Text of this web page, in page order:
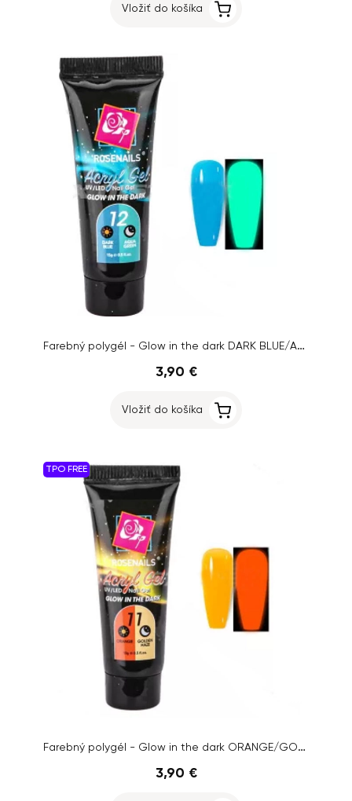
Vložiť do košíka
Farebný polygél - Glow in the dark DARK BLUE/AQUA GREEN č.12, 15g
3,90 €
Vložiť do košíka
TPO FREE
Farebný polygél - Glow in the dark ORANGE/GOLDEN HAZE č.11, 15g
3,90 €